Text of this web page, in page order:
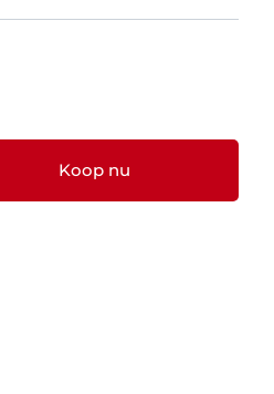
Koop nu